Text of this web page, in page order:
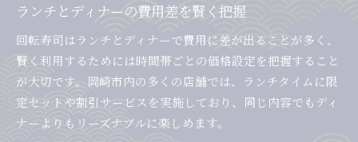
ランチとディナーの費用差を賢く把握
回転寿司はランチとディナーで費用に差が出ることが多く、
賢く利用するためには時間帯ごとの価格設定を把握すること
が大切です。岡崎市内の多くの店舗では、ランチタイムに限
定セットや割引サービスを実施しており、同じ内容でもディ
ナーよりもリーズナブルに楽しめます。